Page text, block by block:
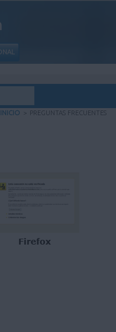
INICIO > PREGUNTAS FRECUENTES